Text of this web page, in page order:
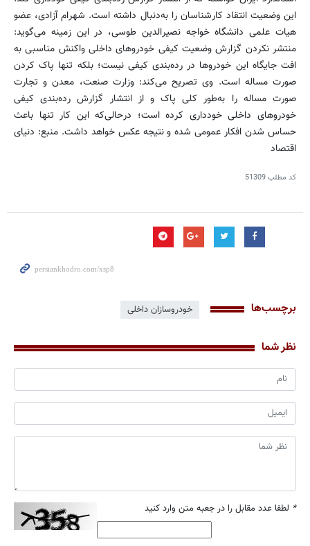
این وضعیت انتقاد کارشناسان را به‌دنبال داشته است. شهرام آزادی، عضو
هیات علمی دانشگاه خواجه نصیرالدین طوسی، در این زمینه می‌گوید:
منتشر نکردن گزارش وضعیت کیفی خودروهای داخلی واکنش مناسبی به
افت جایگاه این خودروها در رده‌بندی کیفی نیست؛ بلکه تنها پاک کردن
صورت مساله است. وی تصریح می‌کند: وزارت صنعت، معدن و تجارت
صورت مساله را به‌طور کلی پاک و از انتشار گزارش رده‌بندی کیفی
خودروهای داخلی خودداری کرده است؛ درحالی‌که این کار تنها باعث
حساس شدن افکار عمومی شده و نتیجه عکس خواهد داشت. منبع: دنیای
اقتصاد
کد مطلب51309
برچسب‌ها خودروسازان داخلی
نظر شما
* لطفا عدد مقابل را در جعبه متن وارد کنید